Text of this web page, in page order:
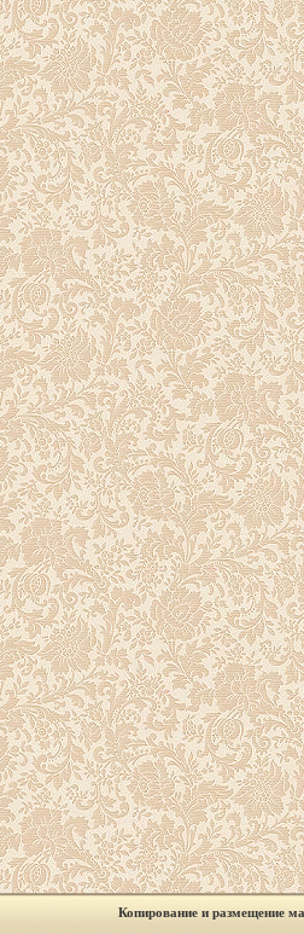
Копирование и размещение